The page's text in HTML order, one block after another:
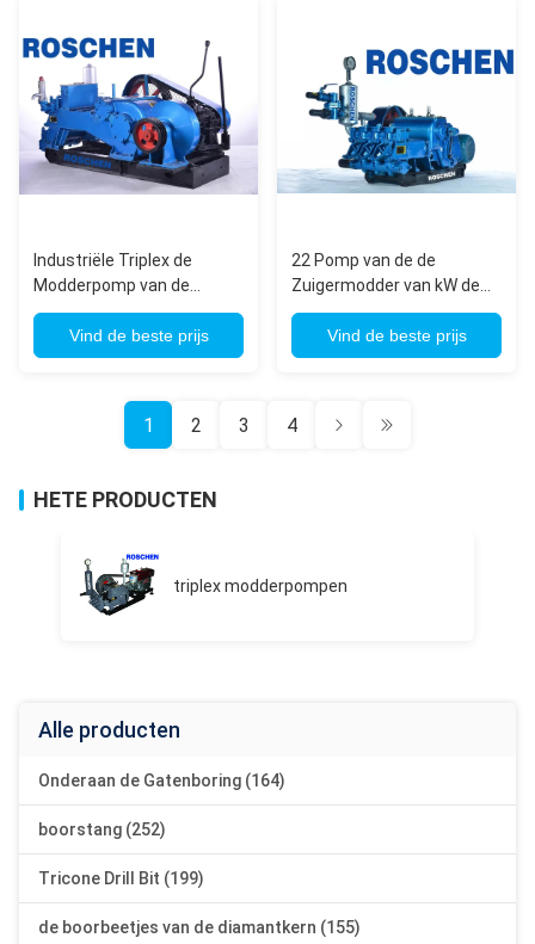
Industriële Triplex de
Modderpomp van de
Zuigerboring voor
Olielijn/Geothermisch, 55
kW nb-390-8
Vind de beste prijs
22 Pomp van de de
Zuigermodder van kW de
Horizontale Triplex voor
Geothermische Waterput,
Vind de beste prijs
1 2 3 4
HETE PRODUCTEN
triplex modderpompen
Alle producten
Onderaan de Gatenboring (164)
boorstang (252)
Tricone Drill Bit (199)
de boorbeetjes van de diamantkern (155)